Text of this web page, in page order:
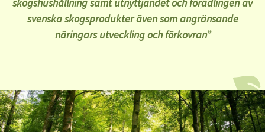
svenska skogsprodukter även som angränsande
näringars utveckling och förkovran”